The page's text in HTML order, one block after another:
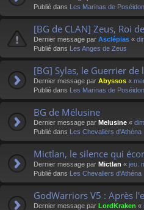
Publié dans Les Marinas de Poséidon
[BG de CLAN] Zeus, Roi
Dernier message par Asclépias «
Publié dans Les Anges de Zeus
[BG] Sylas, le Guerrier de
Dernier message par Abyssos «
Publié dans Les Marinas de Poséidon
BG de Mélusine
Dernier message par Melusine «
Publié dans Les Chevaliers d'Athéna
Mictlan, le silence qui
Dernier message par Mictlan « jeu.
Publié dans Les Chevaliers d'Athéna
GodWarriors V5 : Après
Dernier message par LordKraken «